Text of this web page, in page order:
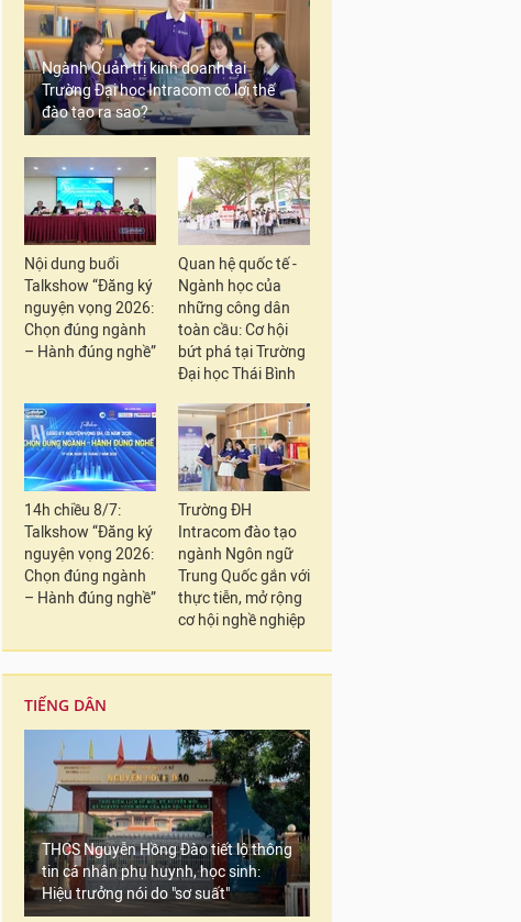
Ngành Quản trị kinh doanh tại
Trường Đại học Intracom có lợi thế
đào tạo ra sao?
Nội dung buổi
Talkshow “Đăng ký
nguyện vọng 2026:
Chọn đúng ngành
– Hành đúng nghề”
Quan hệ quốc tế -
Ngành học của
những công dân
toàn cầu: Cơ hội
bứt phá tại Trường
Đại học Thái Bình
14h chiều 8/7:
Talkshow “Đăng ký
nguyện vọng 2026:
Chọn đúng ngành
– Hành đúng nghề”
Trường ĐH
Intracom đào tạo
ngành Ngôn ngữ
Trung Quốc gắn với
thực tiễn, mở rộng
cơ hội nghề nghiệp
TIẾNG DÂN
THCS Nguyễn Hồng Đào tiết lộ thông
tin cá nhân phụ huynh, học sinh:
Hiệu trưởng nói do "sơ suất"